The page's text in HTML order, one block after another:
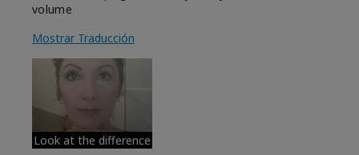
volume
Mostrar Traducción
Look at the difference